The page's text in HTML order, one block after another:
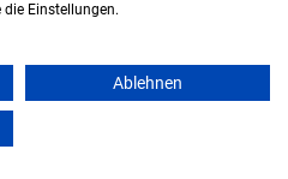
Einstellungen.
Ablehnen